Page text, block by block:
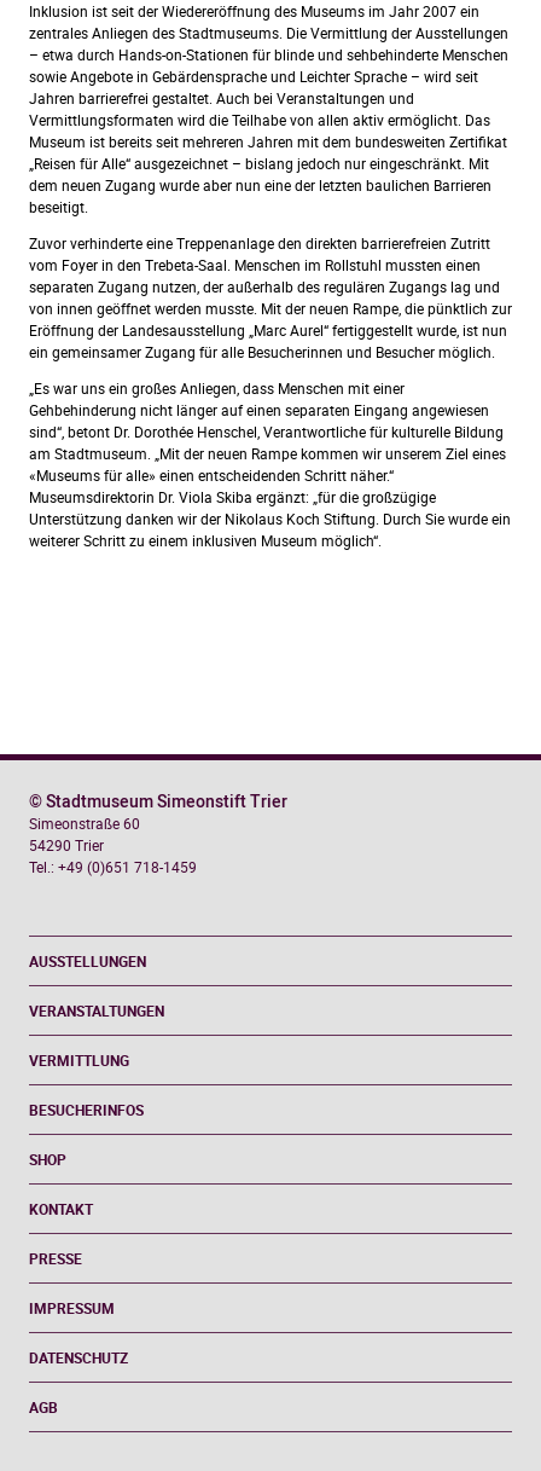
Inklusion ist seit der Wiedereröffnung des Museums im Jahr 2007 ein
zentrales Anliegen des Stadtmuseums. Die Vermittlung der Ausstellungen
– etwa durch Hands-on-Stationen für blinde und sehbehinderte Menschen
sowie Angebote in Gebärdensprache und Leichter Sprache – wird seit
Jahren barrierefrei gestaltet. Auch bei Veranstaltungen und
Vermittlungsformaten wird die Teilhabe von allen aktiv ermöglicht. Das
Museum ist bereits seit mehreren Jahren mit dem bundesweiten Zertifikat
„Reisen für Alle“ ausgezeichnet – bislang jedoch nur eingeschränkt. Mit
dem neuen Zugang wurde aber nun eine der letzten baulichen Barrieren
beseitigt.
Zuvor verhinderte eine Treppenanlage den direkten barrierefreien Zutritt
vom Foyer in den Trebeta-Saal. Menschen im Rollstuhl mussten einen
separaten Zugang nutzen, der außerhalb des regulären Zugangs lag und
von innen geöffnet werden musste. Mit der neuen Rampe, die pünktlich zur
Eröffnung der Landesausstellung „Marc Aurel“ fertiggestellt wurde, ist nun
ein gemeinsamer Zugang für alle Besucherinnen und Besucher möglich.
„Es war uns ein großes Anliegen, dass Menschen mit einer
Gehbehinderung nicht länger auf einen separaten Eingang angewiesen
sind“, betont Dr. Dorothée Henschel, Verantwortliche für kulturelle Bildung
am Stadtmuseum. „Mit der neuen Rampe kommen wir unserem Ziel eines
«Museums für alle» einen entscheidenden Schritt näher.“
Museumsdirektorin Dr. Viola Skiba ergänzt: „für die großzügige
Unterstützung danken wir der Nikolaus Koch Stiftung. Durch Sie wurde ein
weiterer Schritt zu einem inklusiven Museum möglich“.
AUSSTELLUNGEN
VERANSTALTUNGEN
VERMITTLUNG
BESUCHERINFOS
SHOP
KONTAKT
PRESSE
IMPRESSUM
DATENSCHUTZ
AGB
© Stadtmuseum Simeonstift Trier
Simeonstraße 60
54290 Trier
Tel.: +49 (0)651 718-1459